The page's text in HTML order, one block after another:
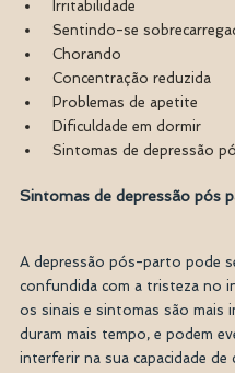
Irritabilidade
Sentindo-se
Chorando
Concentração reduzida
Problemas de apetite
Dificuldade em dormir
Sintomas de depressão
Sintomas de depressão pós
A depressão pós-parto pode
confundida com a tristeza no
os sinais e sintomas são mais
duram mais tempo, e podem
interferir na sua capacidade de